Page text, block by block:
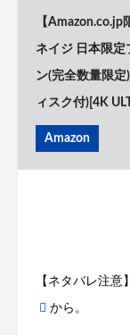
【
ネイジ 日本限定
ン(完全数量限
ィスク付)[4K
Amazon
【ネタバレ注
から。